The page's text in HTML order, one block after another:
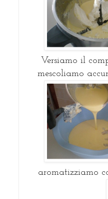
Versiamo il
mescoliamo
aromatizziamo